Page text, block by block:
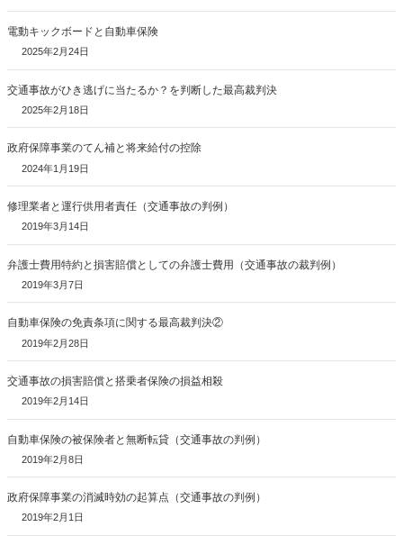
電動キックボードと自動車保険
2025年2月24日
交通事故がひき逃げに当たるか？を判断した最高裁判決
2025年2月18日
政府保障事業のてん補と将来給付の控除
2024年1月19日
修理業者と運行供用者責任（交通事故の判例）
2019年3月14日
弁護士費用特約と損害賠償としての弁護士費用（交通事故の裁判例）
2019年3月7日
自動車保険の免責条項に関する最高裁判決②
2019年2月28日
交通事故の損害賠償と搭乗者保険の損益相殺
2019年2月14日
自動車保険の被保険者と無断転貸（交通事故の判例）
2019年2月8日
政府保障事業の消滅時効の起算点（交通事故の判例）
2019年2月1日